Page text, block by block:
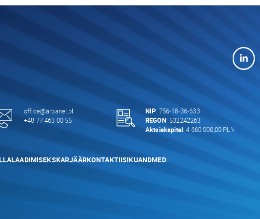
office@arpanel.pl
+48 77 463 00 55
NIP: 756-18-36-633
REGON: 532242263
Aktsiakapital: 4 660 000,00 PLN
KARJÄÄRKONTAKTIISIKUANDMED